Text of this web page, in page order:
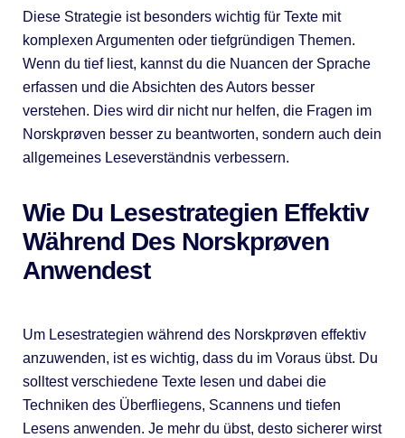
Diese Strategie ist besonders wichtig für Texte mit
komplexen Argumenten oder tiefgründigen Themen.
Wenn du tief liest, kannst du die Nuancen der Sprache
erfassen und die Absichten des Autors besser
verstehen. Dies wird dir nicht nur helfen, die Fragen im
Norskprøven besser zu beantworten, sondern auch dein
allgemeines Leseverständnis verbessern.
Wie Du Lesestrategien Effektiv
Während Des Norskprøven
Anwendest
Um Lesestrategien während des Norskprøven effektiv
anzuwenden, ist es wichtig, dass du im Voraus übst. Du
solltest verschiedene Texte lesen und dabei die
Techniken des Überfliegens, Scannens und tiefen
Lesens anwenden. Je mehr du übst, desto sicherer wirst